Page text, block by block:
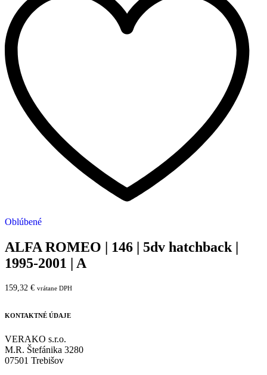
Oblúbené
ALFA ROMEO | 146 | 5dv hatchback |
1995-2001 | A
159,32 € vrátane DPH
KONTAKTNÉ ÚDAJE
VERAKO s.r.o.
M.R. Štefánika 3280
07501 Trebišov